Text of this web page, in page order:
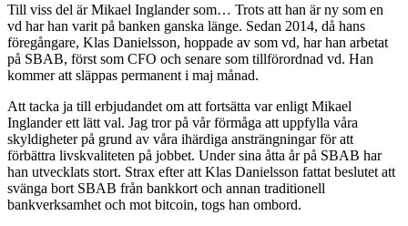
Till viss del är Mikael Inglander som… Trots att han är ny som en
vd har han varit på banken ganska länge. Sedan 2014, då hans
föregångare, Klas Danielsson, hoppade av som vd, har han arbetat
på SBAB, först som CFO och senare som tillförordnad vd. Han
kommer att släppas permanent i maj månad.
Att tacka ja till erbjudandet om att fortsätta var enligt Mikael
Inglander ett lätt val. Jag tror på vår förmåga att uppfylla våra
skyldigheter på grund av våra ihärdiga ansträngningar för att
förbättra livskvaliteten på jobbet. Under sina åtta år på SBAB har
han utvecklats stort. Strax efter att Klas Danielsson fattat beslutet att
svänga bort SBAB från bankkort och annan traditionell
bankverksamhet och mot bitcoin, togs han ombord.